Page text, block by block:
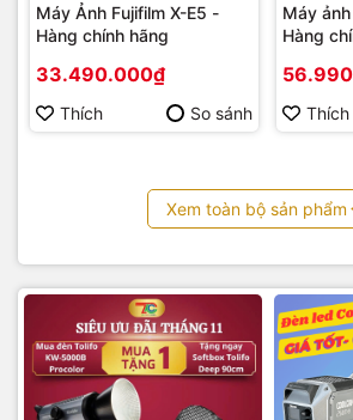
Máy Ảnh Fujifilm X-E5 -
Hàng chính hãng
33.490.000₫
Thích So sánh
Máy
Hàng
Thích
Xem toàn bộ sản phẩm